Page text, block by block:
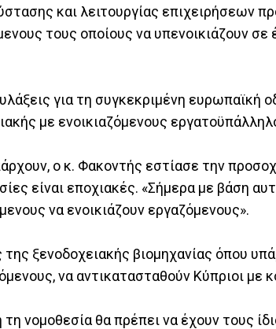
και λειτουργίας επιχειρήσεων
τους οποίους να υπενοικιάζουν
για τη συγκεκριμένη ευρωπαϊκή
με ενοικιαζόμενους
ο κ. Φακοντής εστίασε την
είναι εποχιακές. «Σήμερα με βάση
να ενοικιάζουν εργαζόμενους».
ξενοδοχειακής βιομηχανίας όπου
να αντικατασταθούν Κύπριοι με
τη νομοθεσία θα πρέπει να έχουν τους